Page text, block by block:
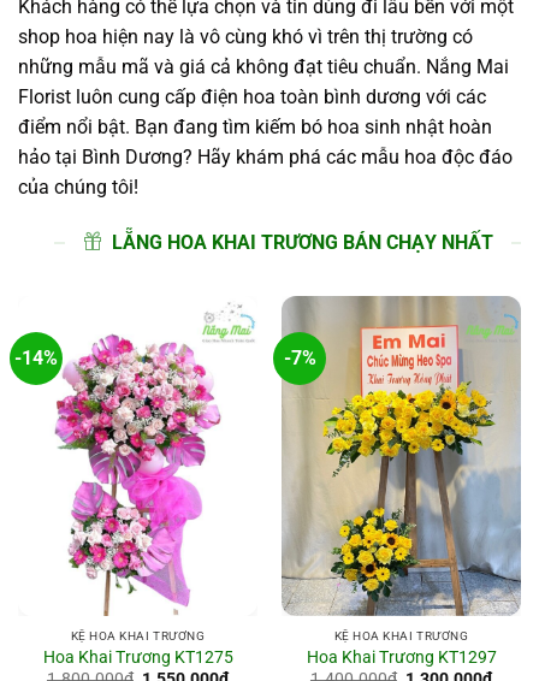
Khách hàng có thể lựa chọn và tin dùng đi lâu bền với một
shop hoa hiện nay là vô cùng khó vì trên thị trường có
những mẫu mã và giá cả không đạt tiêu chuẩn. Nắng Mai
Florist luôn cung cấp điện hoa toàn bình dương với các
điểm nổi bật. Bạn đang tìm kiếm bó hoa sinh nhật hoàn
hảo tại Bình Dương? Hãy khám phá các mẫu hoa độc đáo
của chúng tôi!
LẴNG HOA KHAI TRƯƠNG BÁN CHẠY NHẤT
-14%
KỆ HOA KHAI TRƯƠNG
Hoa Khai Trương KT1275
-7%
KỆ HOA KHAI TRƯƠNG
Hoa Khai Trương KT1297